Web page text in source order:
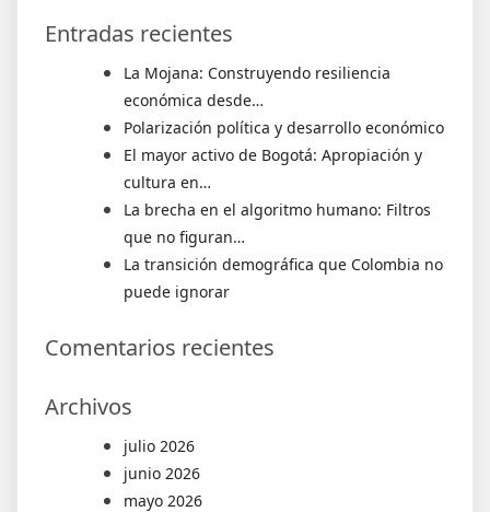
Entradas recientes
La Mojana: Construyendo resiliencia
económica desde…
Polarización política y desarrollo económico
El mayor activo de Bogotá: Apropiación y
cultura en…
La brecha en el algoritmo humano: Filtros
que no figuran…
La transición demográfica que Colombia no
puede ignorar
Comentarios recientes
Archivos
julio 2026
junio 2026
mayo 2026